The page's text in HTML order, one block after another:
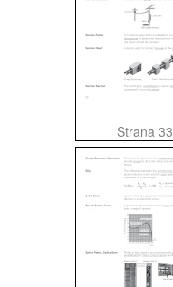
Strana 33